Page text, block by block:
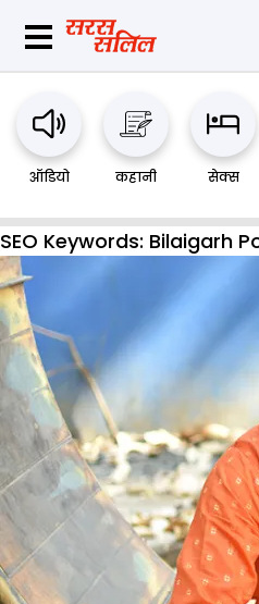
ऑडियो कहानी सेक्स
SEO Keywords: Bilaigarh